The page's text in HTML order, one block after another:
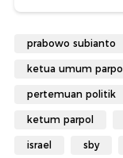
prabowo subianto
ketua umum parpol
pertemuan politik
ketum parpol
israel sby